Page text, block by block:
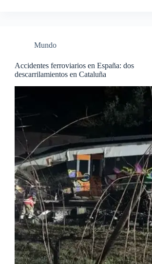
Mundo
Accidentes ferroviarios en España: dos
descarrilamientos en Cataluña